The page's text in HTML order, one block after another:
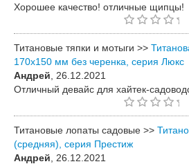
Хорошее качество! отличные щипцы!
Титановые тяпки и мотыги >>
170х150 мм без черенка, серия Люкс
Андрей , 26.12.2021
Отличный девайс для хайтек-
Титановые лопаты садовые >>
(средняя), серия Престиж
Андрей , 26.12.2021